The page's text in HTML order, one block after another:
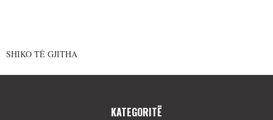
SHIKO TË GJITHA
KATEGORITË